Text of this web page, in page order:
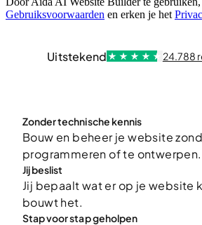
Gebruiksvoorwaarden en erken je het
Uitstekend 24.788
Zonder technische kennis
Bouw en beheer je website
programmeren of te ontwerpen.
Jij beslist
Jij bepaalt wat er op je website
bouwt het.
Stap voor stap geholpen